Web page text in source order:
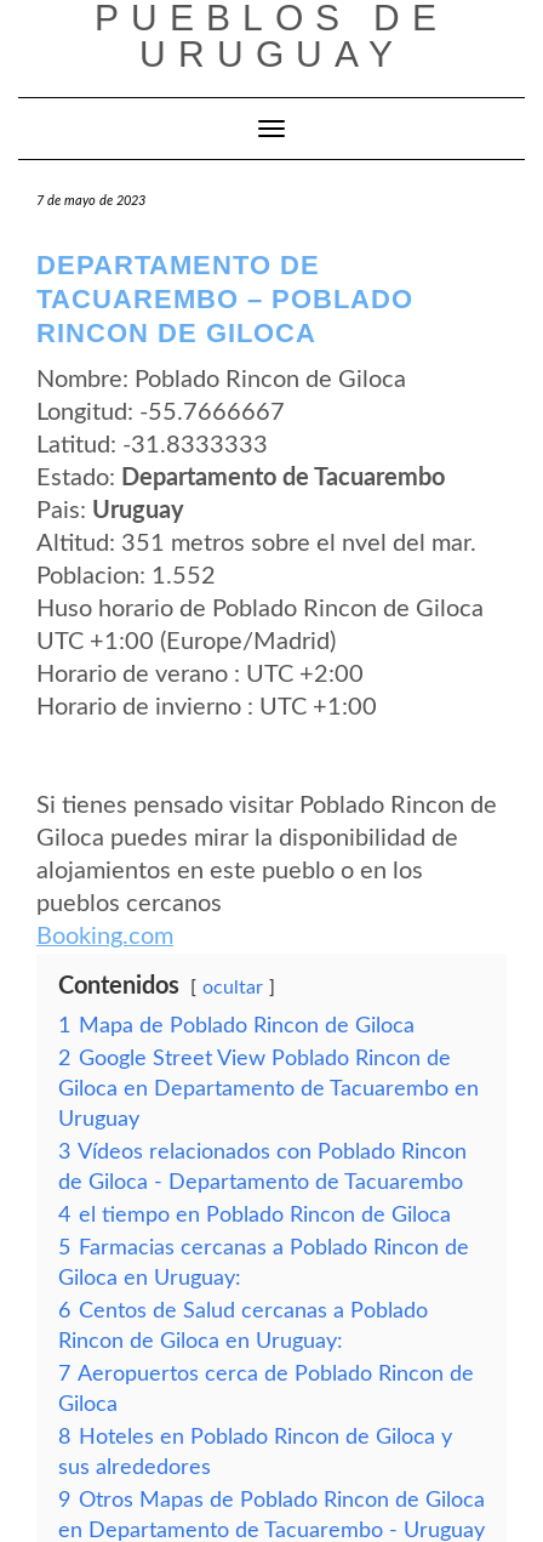
PUEBLOS DE
URUGUAY
Cambiar modo de navegación
7 de mayo de 2023
DEPARTAMENTO DE
TACUAREMBO – POBLADO
RINCON DE GILOCA
Nombre: Poblado Rincon de Giloca
Longitud: -55.7666667
Latitud: -31.8333333
Estado: Departamento de Tacuarembo
Pais: Uruguay
Altitud: 351 metros sobre el nvel del mar.
Poblacion: 1.552
Huso horario de Poblado Rincon de Giloca
UTC +1:00 (Europe/Madrid)
Horario de verano : UTC +2:00
Horario de invierno : UTC +1:00
Si tienes pensado visitar Poblado Rincon de
Giloca puedes mirar la disponibilidad de
alojamientos en este pueblo o en los
pueblos cercanos
Booking.com
Contenidos ocultar
1
Mapa de Poblado Rincon de Giloca
2 Google Street View Poblado Rincon de
Giloca en Departamento de Tacuarembo en
Uruguay
3 Vídeos relacionados con Poblado Rincon
de Giloca - Departamento de Tacuarembo
4 el tiempo en Poblado Rincon de Giloca
5 Farmacias cercanas a Poblado Rincon de
Giloca en Uruguay:
6 Centos de Salud cercanas a Poblado
Rincon de Giloca en Uruguay:
7 Aeropuertos cerca de Poblado Rincon de
Giloca
8 Hoteles en Poblado Rincon de Giloca y
sus alrededores
9 Otros Mapas de Poblado Rincon de Giloca
en Departamento de Tacuarembo - Uruguay